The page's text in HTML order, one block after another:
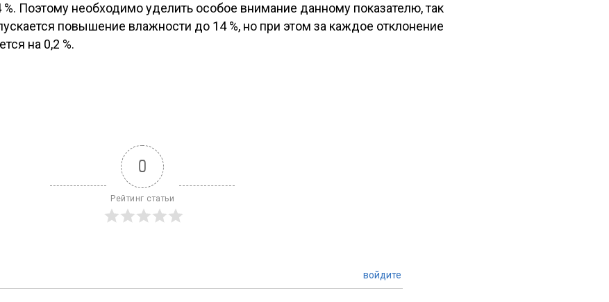
Поэтому необходимо уделить особое внимание данному показателю, так
повышение влажности до 14 %, но при этом за каждое отклонение
на 0,2 %.
0
Рейтинг статьи
войдите